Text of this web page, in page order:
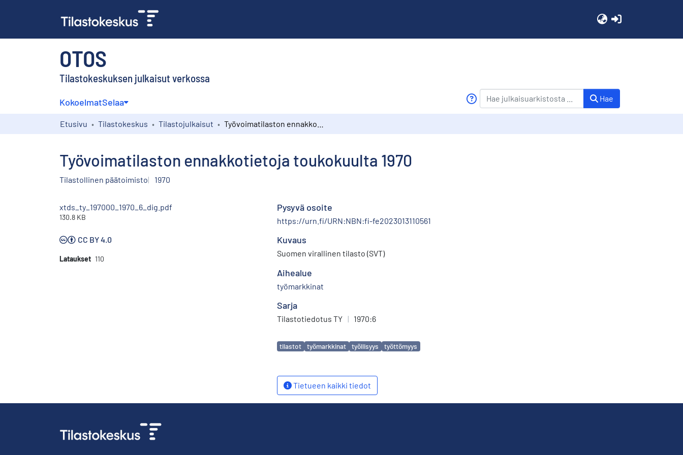
OTOS
Tilastokeskuksen julkaisut verkossa
KokoelmatSelaa Hae
Etusivu Tilastokeskus Tilastojulkaisut
Työvoimatilaston ennakkotietoja toukokuulta 1970
Tilastollinen päätoimisto 1970
xtds_ty_197000_1970_6_dig.pdf
130.8 KB
CC BY 4.0
Lataukset 110
Pysyvä osoite
https://urn.fi/URN:NBN:fi-fe2023013110561
Kuvaus
Suomen virallinen tilasto (SVT)
Aihealue
työmarkkinat
Sarja
Tilastotiedotus TY | 1970:6
Avainsanat
tilastot työmarkkinat työllisyys työttömyys
Tietueen kaikki tiedot